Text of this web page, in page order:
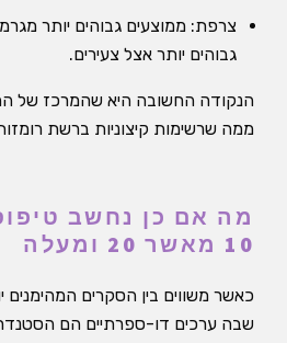
צרפת: ממוצעים גבוהים יותר
גבוהים יותר אצל צעירים.
הנקודה החשובה היא שהמרכז של
ממה שרשימות קיצוניות ברשת
10 מאשר 20 ומעלה
כאשר משווים בין הסקרים
שבה ערכים דו-ספרתיים הם